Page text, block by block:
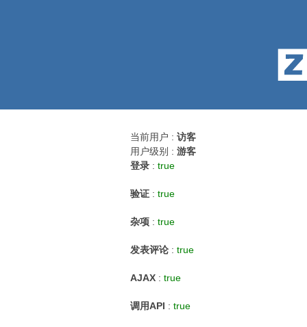
当前用户 : 访客
用户级别 : 游客
登录 : true
验证 : true
杂项 : true
发表评论 : true
AJAX : true
调用API : true